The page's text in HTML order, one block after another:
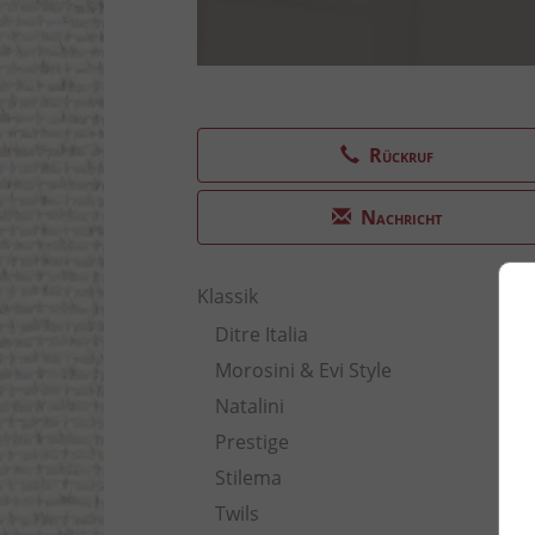
Rückruf
Nachricht
Klassik
Ditre Italia
Morosini & Evi Style
Natalini
Prestige
Stilema
Twils